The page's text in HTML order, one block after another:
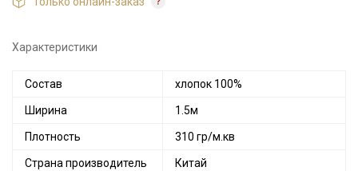
Характеристики
Состав хлопок 100%
Ширина 1.5м
Плотность 310 гр/м.кв
Страна производитель Китай